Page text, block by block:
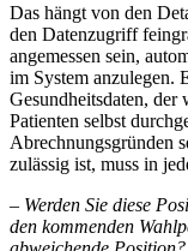
Das hängt von den
den Datenzugriff
angemessen sein,
im System anzulegen.
Gesundheitsdaten,
Patienten selbst
Abrechnungsgründen
zulässig ist, muss in
– Werden Sie diese
den kommenden